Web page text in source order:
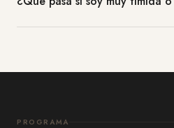
PROGRAMA